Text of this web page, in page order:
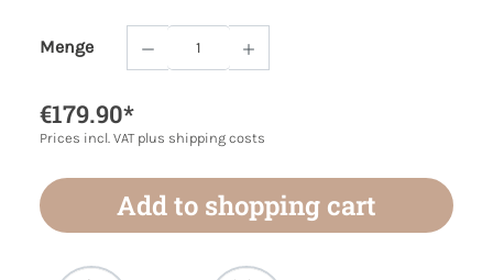
Menge
Product Quantity: Enter the desired
€179.90*
Prices incl. VAT plus shipping costs
Add to shopping cart